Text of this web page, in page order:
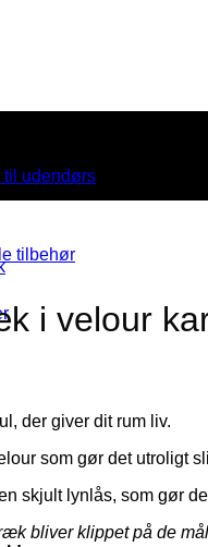
til udendørs
tilbehør
i velour
der giver dit rum liv.
som gør det utroligt
skjult lynlås, som gør
bliver klippet på de